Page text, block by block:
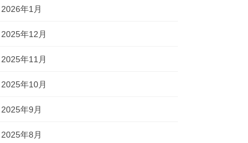
2026年1月
2025年12月
2025年11月
2025年10月
2025年9月
2025年8月